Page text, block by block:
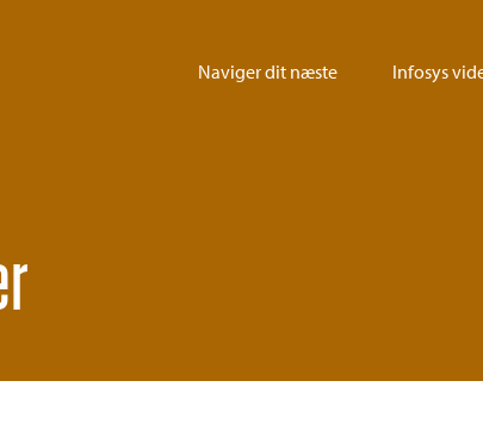
Naviger dit næste Infosys